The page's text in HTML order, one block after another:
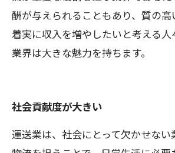
酬が与えられることもあり、質の高
着実に収入を増やしたいと考える人
業界は大きな魅力を持ちます。
社会貢献度が大きい
運送業は、社会にとって欠かせない